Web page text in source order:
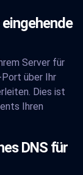
Server für
Port über Ihr
Dies ist
Ihren
DNS für